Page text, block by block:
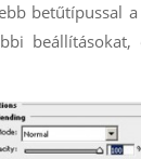
betűtípussal